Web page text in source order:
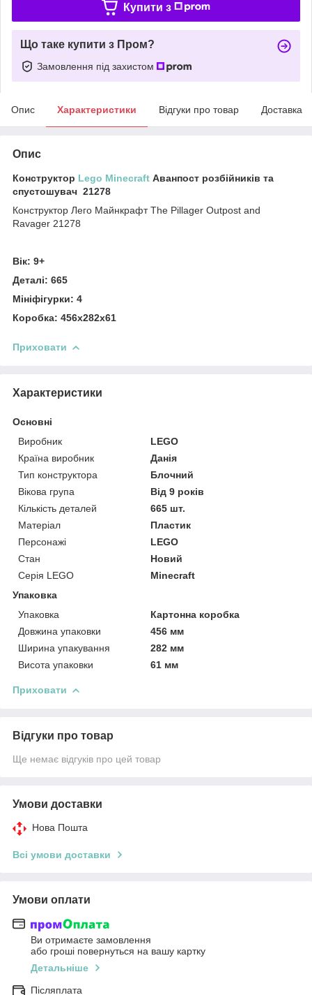
Купити з
Що таке купити з Пром?
Замовлення під захистом
Опис Характеристики Відгуки про товар Доставка
Опис
Конструктор Lego Minecraft Аванпост розбійників та
спустошувач 21278
Конструктор Лего Майнкрафт The Pillager Outpost and
Ravager 21278
Вік: 9+
Деталі: 665
Мініфігурки: 4
Коробка: 456х282х61
Приховати
Характеристики
Основні
Виробник
LEGO
Країна виробник
Данія
Тип конструктора
Блочний
Вікова група
Від 9 років
Кількість деталей
665 шт.
Матеріал
Пластик
Персонажі
LEGO
Стан
Новий
Серія LEGO
Minecraft
Упаковка
Упаковка
Картонна коробка
Довжина упаковки
456 мм
Ширина упакування
282 мм
Висота упаковки
61 мм
Приховати
Відгуки про товар
Ще немає відгуків про цей товар
Умови доставки
Нова Пошта
Всі умови доставки
Умови оплати
Ви отримаєте замовлення
або гроші повернуться на вашу картку
Детальніше
Післяплата